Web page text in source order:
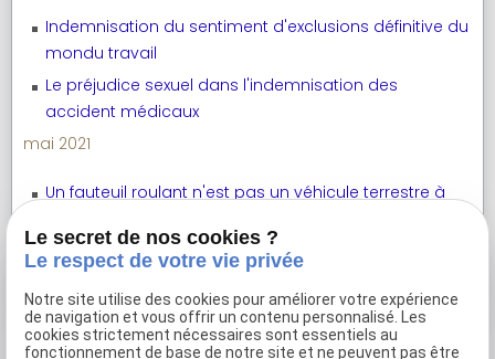
Indemnisation du sentiment d'exclusions définitive du
mondu travail
Le préjudice sexuel dans l'indemnisation des
accident médicaux
mai 2021
Un fauteuil roulant n'est pas un véhicule terrestre à
Voir toutes les actualités
Le secret de nos cookies ?
Le respect de votre vie privée
Notre site utilise des cookies pour améliorer votre expérience
de navigation et vous offrir un contenu personnalisé. Les
cookies strictement nécessaires sont essentiels au
fonctionnement de base de notre site et ne peuvent pas être